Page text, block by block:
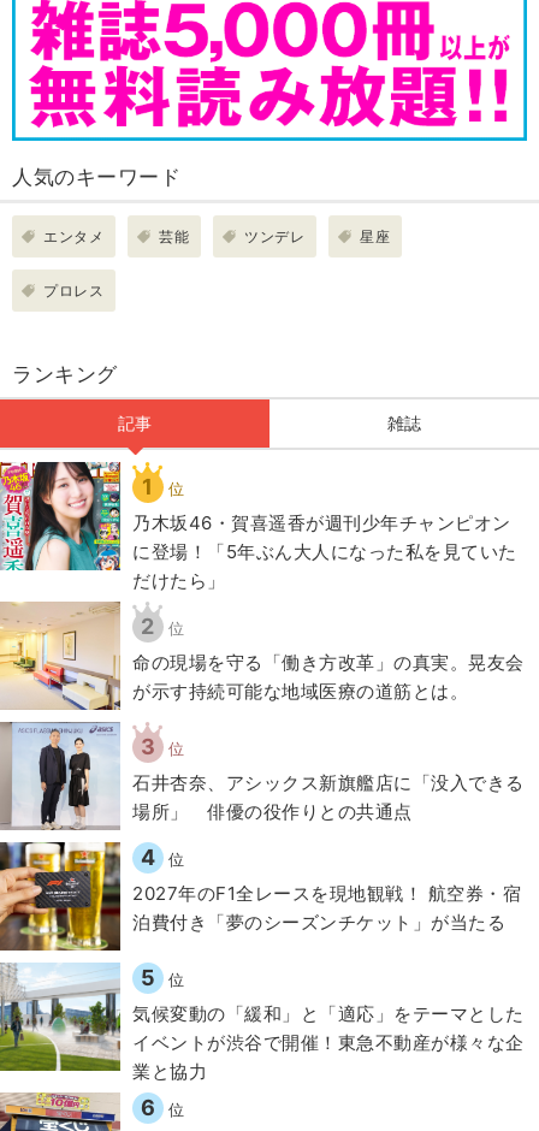
人気のキーワード
エンタメ 芸能 ツンデレ 星座
プロレス
ランキング
記事 雑誌
1 位
乃木坂46・賀喜遥香が週刊少年チャンピオン
に登場！「5年ぶん大人になった私を見ていた
だけたら」
2 位
​命の現場を守る「働き方改革」の真実。晃友会
が示す持続可能な地域医療の道筋とは。
3 位
石井杏奈、アシックス新旗艦店に「没入できる
場所」 俳優の役作りとの共通点
4 位
2027年のF1全レースを現地観戦！ 航空券・宿
泊費付き「夢のシーズンチケット」が当たる
5 位
気候変動の「緩和」と「適応」をテーマとした
イベントが渋谷で開催！東急不動産が様々な企
業と協力
6 位